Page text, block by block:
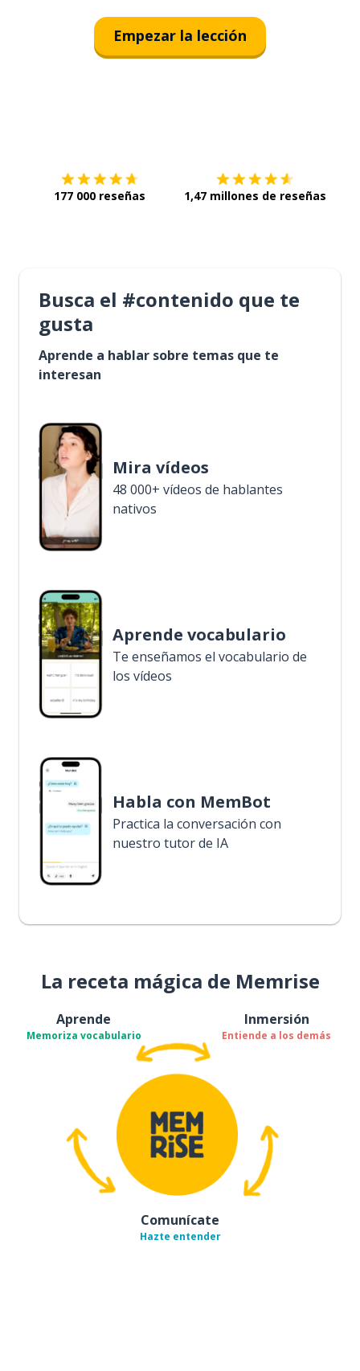
Empezar la lección
177 000 reseñas 1,47 millones de reseñas
Busca el #contenido que te
gusta
Aprende a hablar sobre temas que te
interesan
Mira vídeos
48 000+ vídeos de hablantes
nativos
Aprende vocabulario
Te enseñamos el vocabulario de
los vídeos
Habla con MemBot
Practica la conversación con
nuestro tutor de IA
La receta mágica de Memrise
Aprende
Memoriza vocabulario
Inmersión
Entiende a los demás
Comunícate
Hazte entender